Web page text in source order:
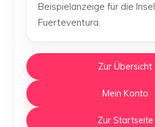
Beispielanzeige für die Insel
Fuerteventura.
Zur Übersicht
Mein Konto
Zur Startseite